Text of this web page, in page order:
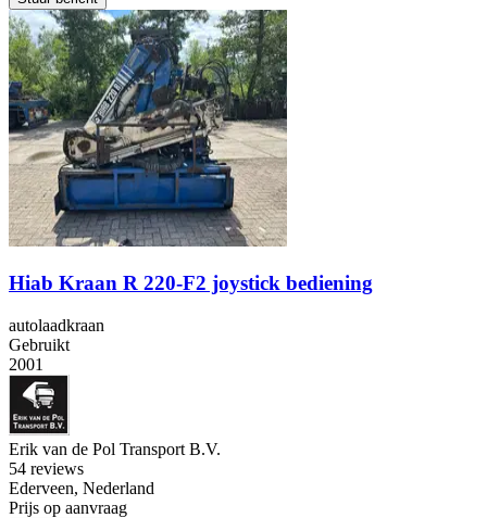
Hiab Kraan R 220-F2 joystick bediening
autolaadkraan
Gebruikt
2001
Erik van de Pol Transport B.V.
54 reviews
Ederveen, Nederland
Prijs op aanvraag